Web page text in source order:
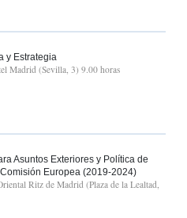
y Estrategia
Madrid (Sevilla, 3) 9.00 horas
Asuntos Exteriores y Política de
Europea (2019-2024)
Ritz de Madrid (Plaza de la Lealtad,